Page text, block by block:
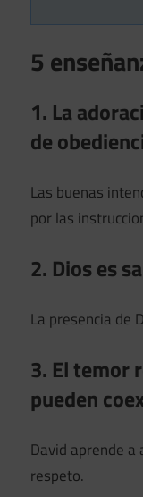
5
1. La
de
Las buenas
por las
2. Dios es
La presencia de
3. El temor
pueden
David aprende a
respeto.